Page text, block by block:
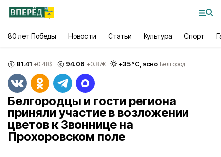
80 лет Победы Новости Статьи Культура Спорт
81.41 +0.48$ 94.06 +0.87€ +35°С, ясно Белгород
Белгородцы и гости региона
приняли участие в возложении
цветов к Звоннице на
Прохоровском поле